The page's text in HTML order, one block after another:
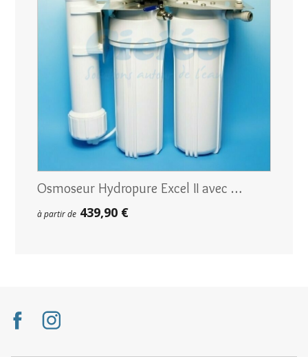
Osmoseur Hydropure Excel II avec …
à partir de 439,90 €